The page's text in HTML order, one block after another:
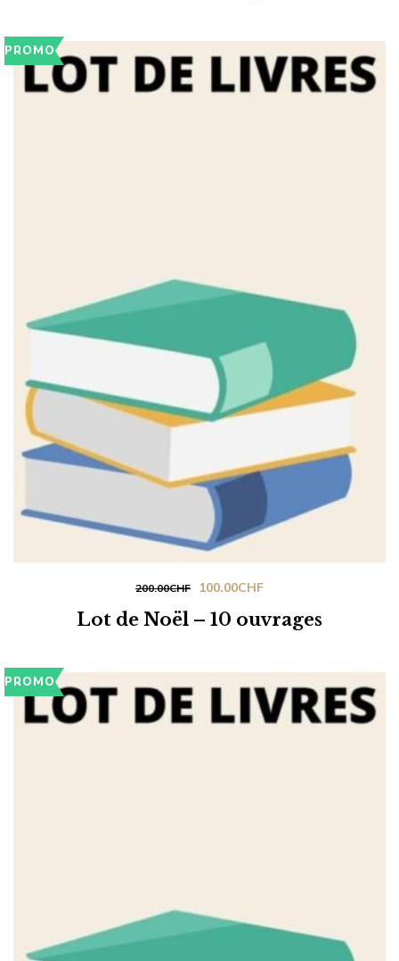
PROMO
Lot de Noël – 10 ouvrages
200.00CHF
Le
prix
200.00CHF.
100.00CHFLe
100.00CHF.
PROMO